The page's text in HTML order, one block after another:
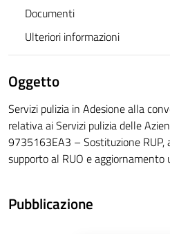
Documenti
Ulteriori informazioni
Oggetto
Servizi pulizia in Adesione alla
relativa ai Servizi pulizia delle
9735163EA3 – Sostituzione RUP,
supporto al RUO e aggiornamento
Pubblicazione